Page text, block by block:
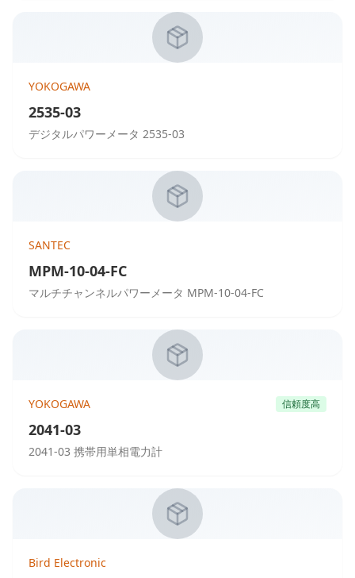
YOKOGAWA
2535-03
デジタルパワーメータ 2535-03
SANTEC
MPM-10-04-FC
マルチチャンネルパワーメータ MPM-10-04-FC
YOKOGAWA 信頼度高
2041-03
2041-03 携帯用単相電力計
Bird Electronic